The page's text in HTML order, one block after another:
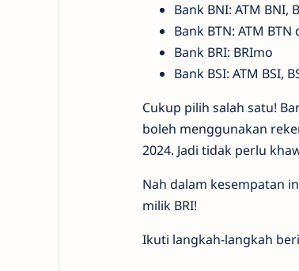
Bank BNI: ATM BNI,
Bank BTN: ATM
Bank BRI: BRImo
Bank BSI: ATM BSI,
Cukup pilih salah satu!
boleh menggunakan
2024. Jadi tidak perlu
Nah dalam kesempatan
milik BRI!
Ikuti langkah-langkah